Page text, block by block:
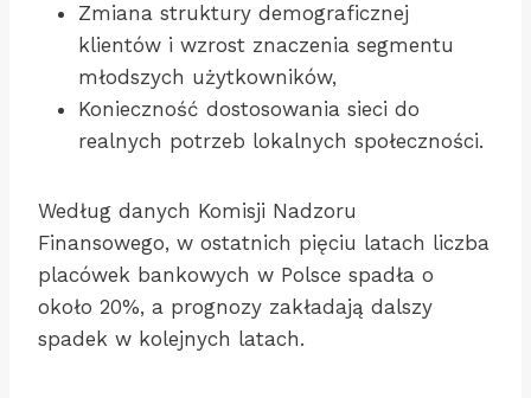
Zmiana struktury demograficznej
klientów i wzrost znaczenia segmentu
młodszych użytkowników,
Konieczność dostosowania sieci do
realnych potrzeb lokalnych społeczności.
Według danych Komisji Nadzoru
Finansowego, w ostatnich pięciu latach liczba
placówek bankowych w Polsce spadła o
około 20%, a prognozy zakładają dalszy
spadek w kolejnych latach.